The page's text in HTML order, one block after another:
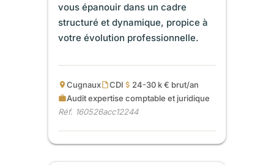
vous épanouir dans un cadre
structuré et dynamique, propice à
votre évolution professionnelle.
Cugnaux CDI
24-30 k € brut/an
Audit expertise comptable et juridique
Réf. 160526acc12244